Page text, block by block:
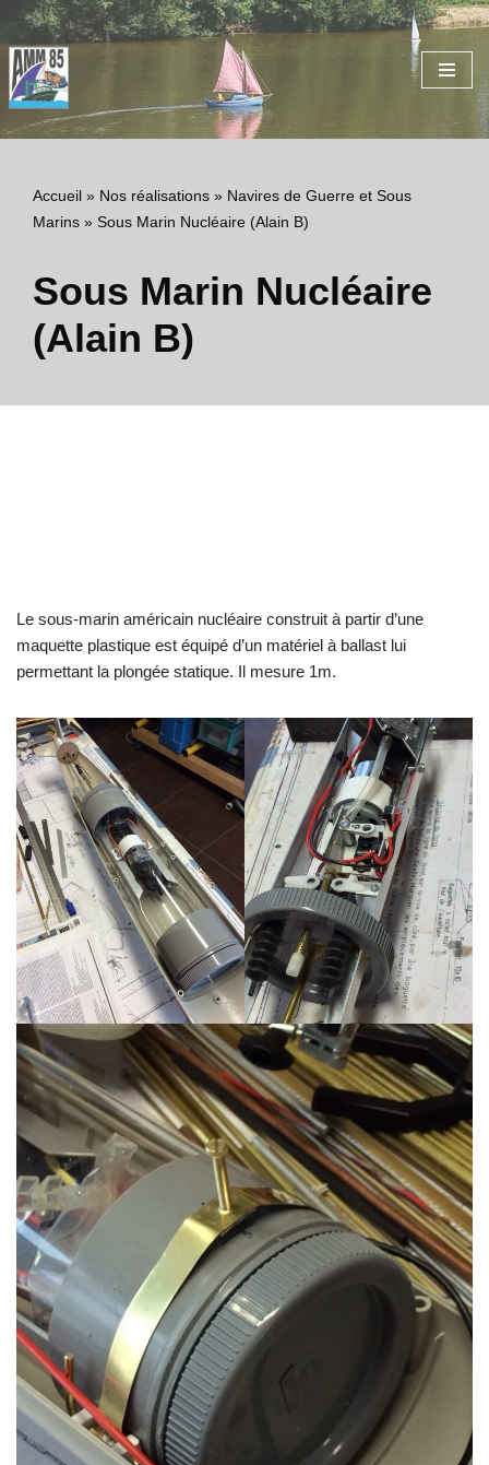
Aller
au
contenu
Accueil » Nos réalisations » Navires de Guerre et Sous
Marins » Sous Marin Nucléaire (Alain B)
Sous Marin Nucléaire
(Alain B)
Le sous-marin américain nucléaire construit à partir d’une
maquette plastique est équipé d’un matériel à ballast lui
permettant la plongée statique. Il mesure 1m.